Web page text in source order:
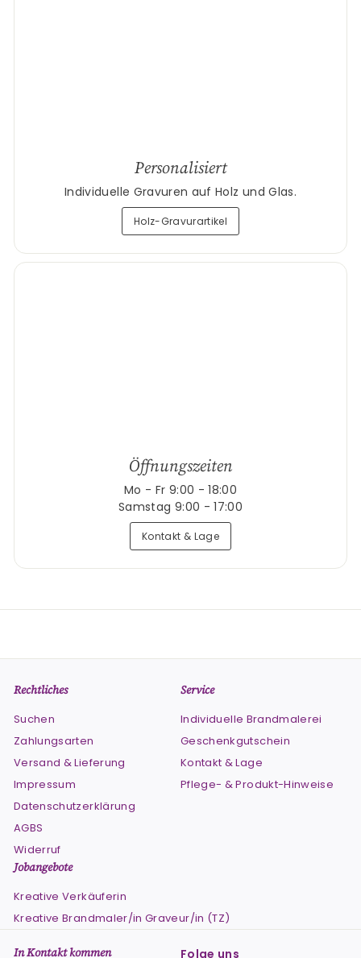
Personalisiert
Individuelle Gravuren auf Holz und Glas.
Holz-Gravurartikel
Öffnungszeiten
Mo - Fr 9:00 - 18:00
Samstag 9:00 - 17:00
Kontakt & Lage
Rechtliches
Suchen
Zahlungsarten
Versand & Lieferung
Impressum
Datenschutzerklärung
AGBS
Widerruf
Service
Individuelle Brandmalerei
Geschenkgutschein
Kontakt & Lage
Pflege- & Produkt-Hinweise
Jobangebote
Kreative Verkäuferin
Kreative Brandmaler/in Graveur/in (TZ)
In Kontakt kommen Folge uns